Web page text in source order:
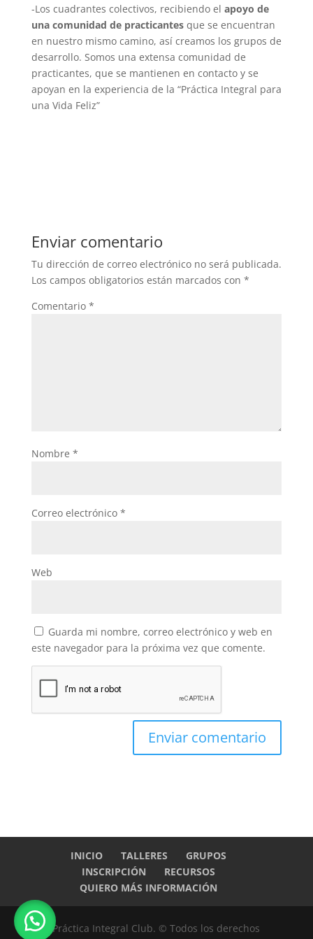
-Los cuadrantes colectivos, recibiendo el apoyo de
una comunidad de practicantesque se encuentran
en nuestro mismo camino, así creamos los grupos de
desarrollo. Somos una extensa comunidad de
practicantes, que se mantienen en contacto y se
apoyan en la experiencia de la “Práctica Integral para
una Vida Feliz”
Enviar comentario
Tu dirección de correo electrónico no será publicada.
Los campos obligatorios están marcados con *
Comentario *
Nombre *
Correo electrónico *
Web
Guarda mi nombre, correo electrónico y web en
este navegador para la próxima vez que comente.
INICIO TALLERES
GRUPOS
INSCRIPCIÓN
RECURSOS
QUIERO MÁS INFORMACIÓN
Práctica Integral Club. ©️ Todos los derechos